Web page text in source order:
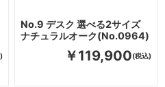
No.9 デスク 選べる2サイズ
ナチュラルオーク(No.0964)
￥119,900